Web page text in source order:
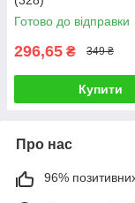
Готово до відправки
296,65 ₴ 349 ₴
Купити
Про нас
96% позитивних